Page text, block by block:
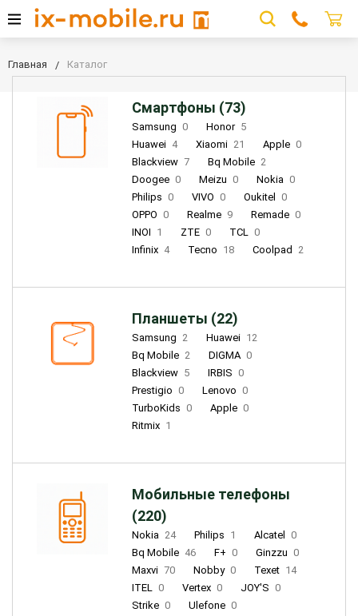
Главная Каталог
Смартфоны (73)
Samsung 0 Honor 5
Huawei 4 Xiaomi 21 Apple 0
Blackview 7 Bq Mobile 2
Doogee 0 Meizu 0 Nokia 0
Philips 0 VIVO 0 Oukitel
0
OPPO 0 Realme 9 Remade 0
INOI 1 ZTE 0 TCL 0
Infinix 4 Tecno 18 Coolpad 2
Планшеты (22)
Samsung 2 Huawei 12
Bq Mobile 2 DIGMA 0
Blackview 5 IRBIS 0
Prestigio 0 Lenovo 0
TurboKids 0 Apple 0
Ritmix 1
Мобильные телефоны
(220)
Nokia 24 Philips 1 Alcatel
0
Bq Mobile 46 F+ 0 Ginzzu 0
Maxvi 70 Nobby 0 Texet 14
ITEL 0 Vertex 0 JOY'S 0
Strike 0 Ulefone 0